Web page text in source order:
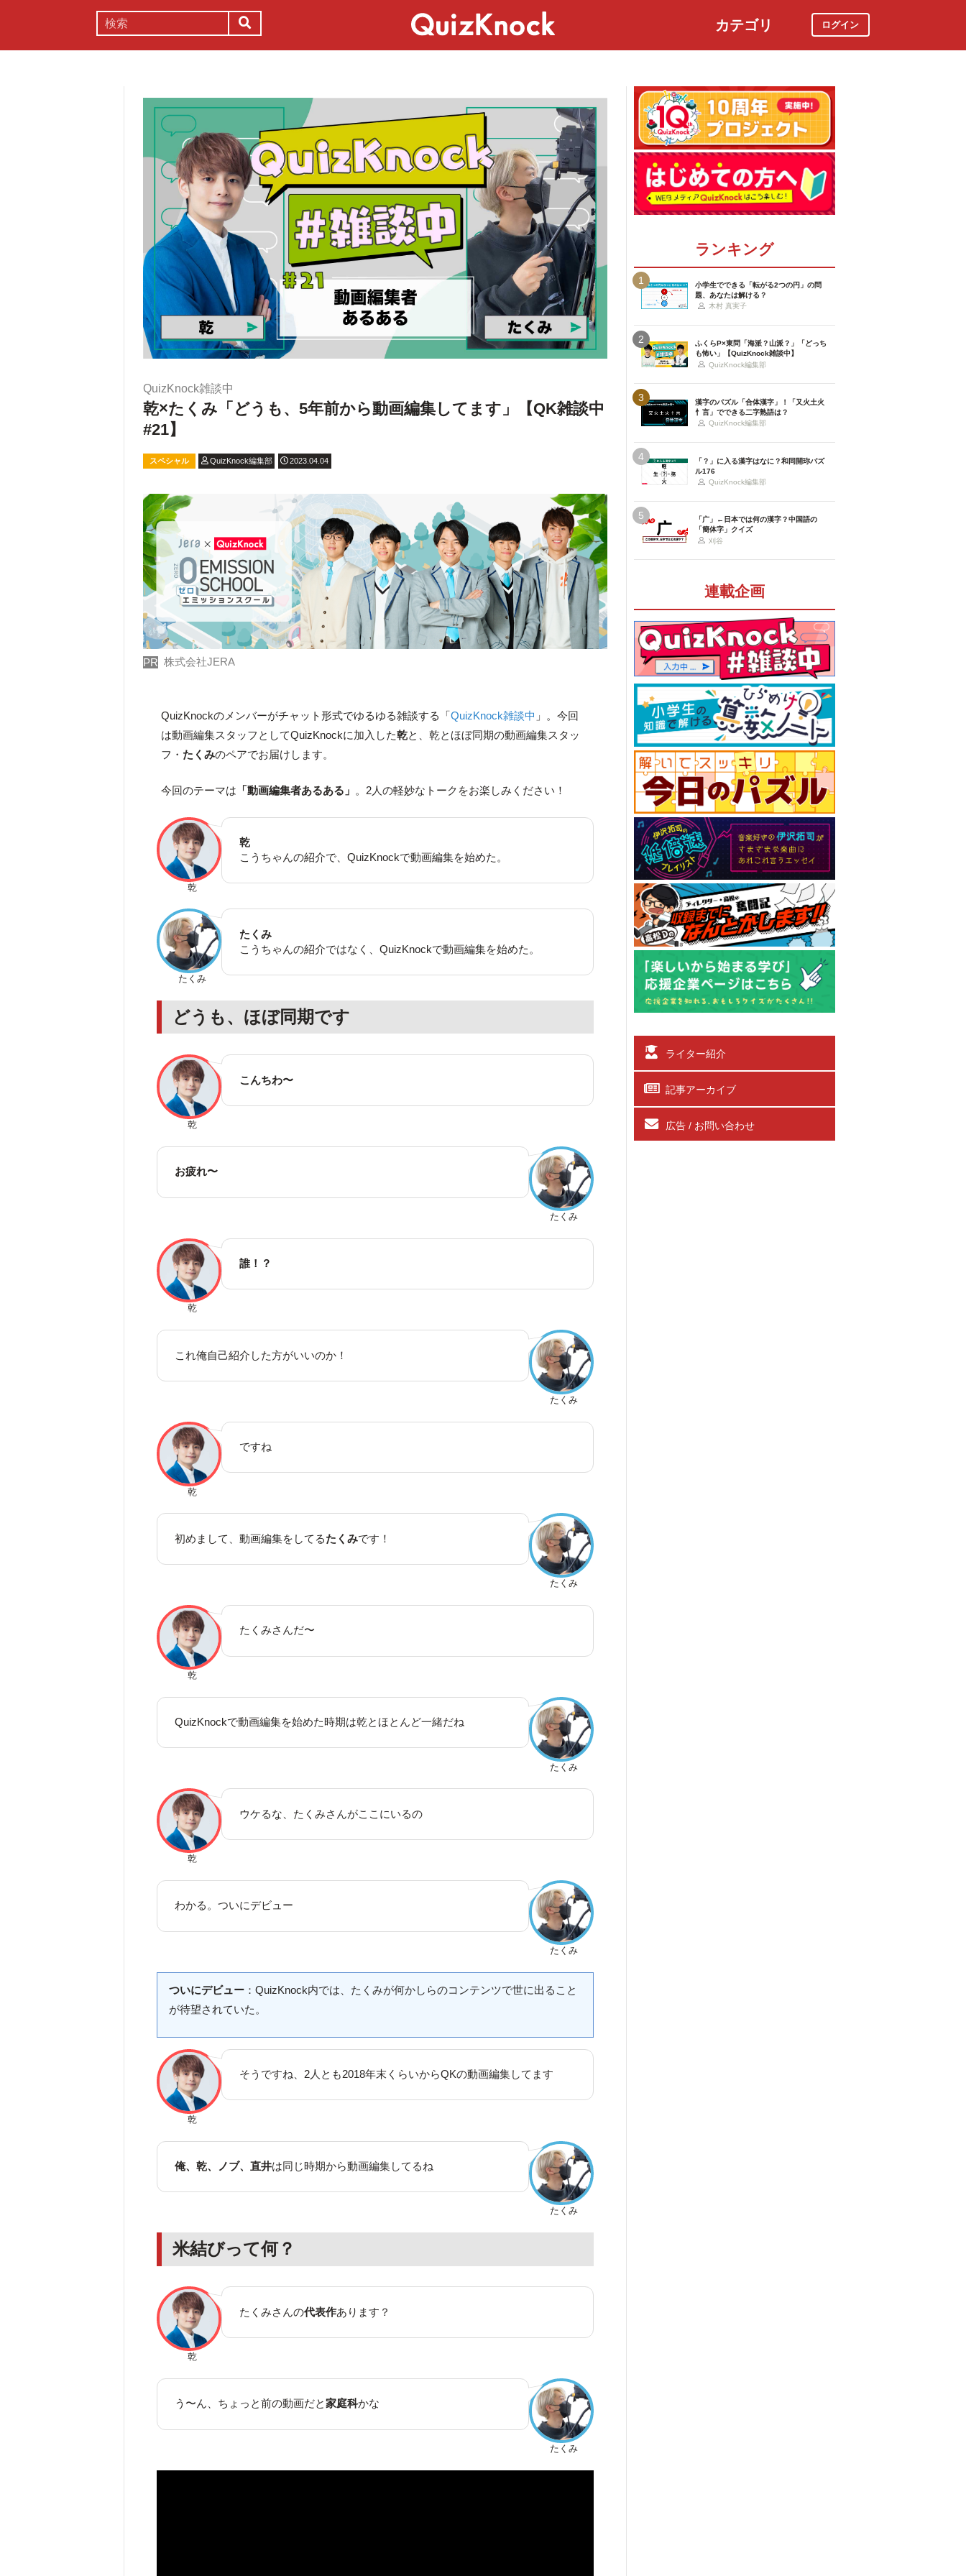
カテゴリ ログイン
QuizKnock雑談中
乾×たくみ「どうも、5年前から動画編集してます」【QK雑談中
#21】
スペシャル QuizKnock編集部 2023.04.04
PR 株式会社JERA
QuizKnockのメンバーがチャット形式でゆるゆる雑談する「QuizKnock雑談中 」。今回
は動画編集スタッフとしてQuizKnockに加入した乾と、乾とほぼ同期の動画編集スタッ
フ・ たくみのペアでお届けします。
今回のテーマは 「動画編集者あるある」 。2人の軽妙なトークをお楽しみください！
乾
乾
こうちゃんの紹介で、QuizKnockで動画編集を始めた。
たくみ
たくみ
こうちゃんの紹介ではなく、QuizKnockで動画編集を始めた。
どうも、ほぼ同期です
乾
こんちわ〜
たくみ
お疲れ〜
乾
誰！？
たくみ
これ俺自己紹介した方がいいのか！
乾
ですね
たくみ
初めまして、動画編集をしてるたくみです！
乾
たくみさんだ〜
たくみ
QuizKnockで動画編集を始めた時期は乾とほとんど一緒だね
乾
ウケるな、たくみさんがここにいるの
たくみ
わかる。ついにデビュー
ついにデビュー ：QuizKnock内では、たくみが何かしらのコンテンツで世に出ること
が待望されていた。
乾
そうですね、2人とも2018年末くらいからQKの動画編集してます
たくみ
俺、乾、ノブ、直井は同じ時期から動画編集してるね
米結びって何？
乾
たくみさんの代表作あります？
たくみ
う〜ん、ちょっと前の動画だと家庭科かな
ランキング
1
小学生でできる「転がる2つの円」の問
題、あなたは解ける？
木村 真実子
2
ふくらP×東問「海派？山派？」「どっち
も怖い」【QuizKnock雑談中】
QuizKnock編集部
3
漢字のパズル「合体漢字」！「又火土火
忄言」でできる二字熟語は？
QuizKnock編集部
4
「？」に入る漢字はなに？和同開珎パズ
ル176
QuizKnock編集部
5
「广」←日本では何の漢字？中国語の
「簡体字」クイズ
刈谷
連載企画
ライター紹介
記事アーカイブ
広告 / お問い合わせ